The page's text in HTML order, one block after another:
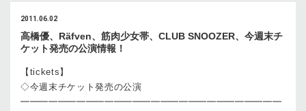
2011.06.02
高橋優、Räfven、筋肉少女帯、CLUB SNOOZER、今週末チ
ケット発売の公演情報！
【tickets】
◇今週末チケット発売の公演
━━━━━━━━━━━━━━━━━━━━━━━━━━━━